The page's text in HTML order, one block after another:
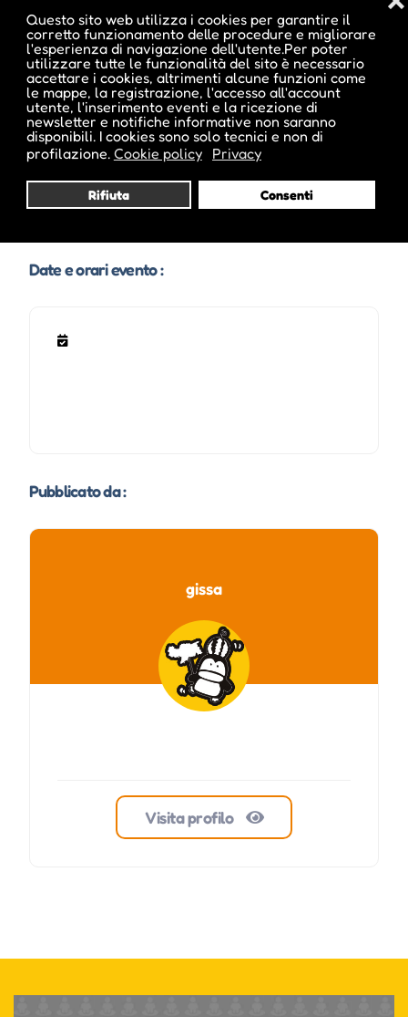
Questo sito web utilizza i cookies per garantire il
corretto funzionamento delle procedure e migliorare
l'esperienza di navigazione dell'utente.Per poter
utilizzare tutte le funzionalità del sito è necessario
accettare i cookies, altrimenti alcune funzioni come
le mappe, la registrazione, l'accesso all'account
utente, l'inserimento eventi e la ricezione di
newsletter e notifiche informative non saranno
disponibili. I cookies sono solo tecnici e non di
profilazione. Cookie policy Privacy
Rifiuta Consenti
Location : Speikboden Funivie
Indirizzo : Costa di Tures 7, Campo Tures, BZ
Telefono : 0474 678122
Sito Web : www.speikboden.it
Date e orari evento :
Pubblicato da :
gissa
Visita profilo